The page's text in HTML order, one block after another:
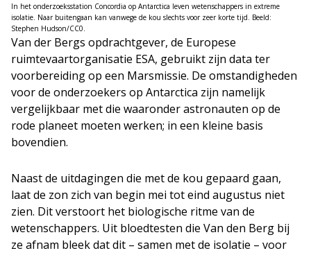
In het onderzoeksstation Concordia op Antarctica leven wetenschappers in extreme
isolatie. Naar buitengaan kan vanwege de kou slechts voor zeer korte tijd. Beeld:
Stephen Hudson/CC0.
Van der Bergs opdrachtgever, de Europese
ruimtevaartorganisatie ESA, gebruikt zijn data ter
voorbereiding op een Marsmissie. De omstandigheden
voor de onderzoekers op Antarctica zijn namelijk
vergelijkbaar met die waaronder astronauten op de
rode planeet moeten werken; in een kleine basis
bovendien.
Naast de uitdagingen die met de kou gepaard gaan,
laat de zon zich van begin mei tot eind augustus niet
zien. Dit verstoort het biologische ritme van de
wetenschappers. Uit bloedtesten die Van den Berg bij
ze afnam bleek dat dit – samen met de isolatie – voor